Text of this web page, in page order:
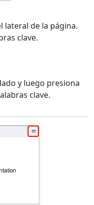
lateral de la página.
clave.
y luego presiona
clave.